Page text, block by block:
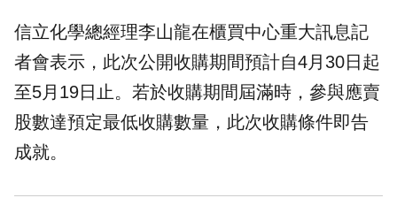
信立化學總經理李山龍在櫃買中心重大訊息記
者會表示，此次公開收購期間預計自4月30日起
至5月19日止。若於收購期間屆滿時，參與應賣
股數達預定最低收購數量，此次收購條件即告
成就。